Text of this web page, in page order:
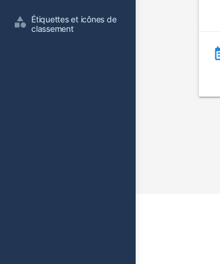
Étiquettes et icônes de
classement